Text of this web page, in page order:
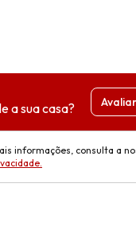
a sua casa?
informações, consulta a
.